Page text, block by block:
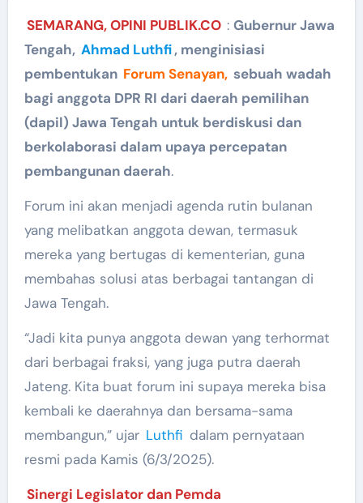
SEMARANG, OPINI PUBLIK.CO : Gubernur Jawa
Tengah, Ahmad Luthfi, menginisiasi
pembentukan Forum Senayan, sebuah wadah
bagi anggota DPR RI dari daerah pemilihan
(dapil) Jawa Tengah untuk berdiskusi dan
berkolaborasi dalam upaya percepatan
pembangunan daerah.
Forum ini akan menjadi agenda rutin bulanan
yang melibatkan anggota dewan, termasuk
mereka yang bertugas di kementerian, guna
membahas solusi atas berbagai tantangan di
Jawa Tengah.
“Jadi kita punya anggota dewan yang terhormat
dari berbagai fraksi, yang juga putra daerah
Jateng. Kita buat forum ini supaya mereka bisa
kembali ke daerahnya dan bersama-sama
membangun,” ujar Luthfi dalam pernyataan
resmi pada Kamis (6/3/2025).
Sinergi Legislator dan Pemda